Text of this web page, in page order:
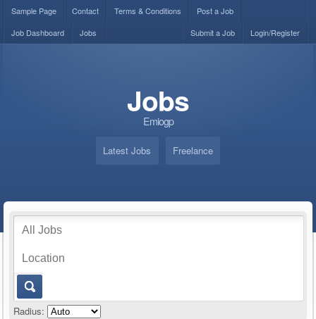
Sample Page Contact Terms & Conditions
Post a Job
Job Dashboard
Jobs Login/Register
Submit a Job
Jobs
Emiogp
Latest Jobs Freelance
Radius: